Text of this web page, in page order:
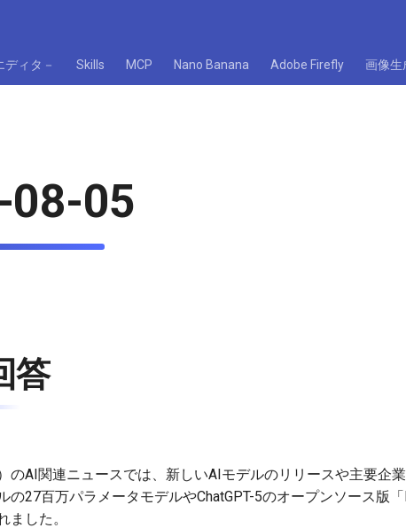
ディタ－ Skills MCP Nano Banana Adobe Firefly 画像生
08-05
答
のAI関連ニュースでは、新しいAIモデルのリリースや主要企
の27百万パラメータモデルやChatGPT-5のオープンソース版
ました。